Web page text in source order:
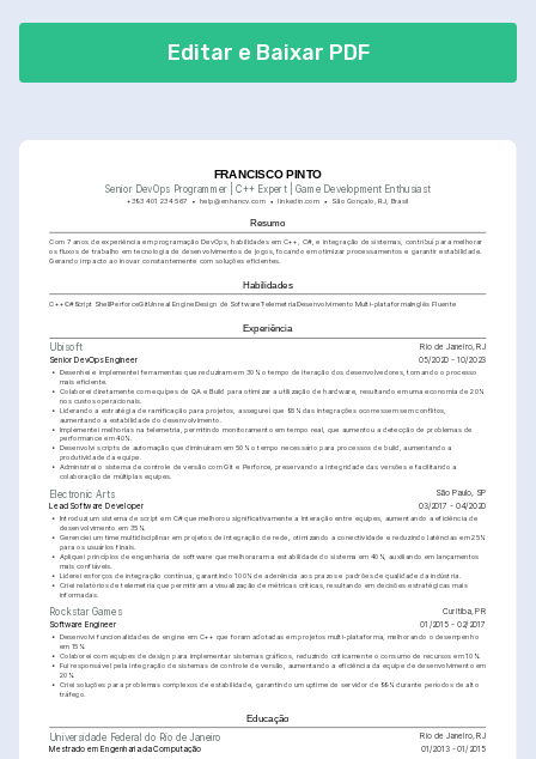
Editar e Baixar PDF
FRANCISCO PINTO
Senior DevOps Programmer | C++ Expert | Game Development Enthusiast
+393 401 234 567 help@enhancv.com linkedin.com São Gonçalo, RJ, Brasil
Resumo
Com 7 anos de experiência em programação DevOps, habilidades em C++, C#, e integração de sistemas, contribuí para melhorar
os fluxos de trabalho em tecnologia de desenvolvimentos de jogos, focando em otimizar processamentos e garantir estabilidade.
Gerando impacto ao inovar constantemente com soluções eficientes.
Habilidades
C++C#Script ShellPerforceGitUnreal EngineDesign de SoftwareTelemetriaDesenvolvimento Multi-plataformaInglês Fluente
Experiência
Ubisoft
Rio de Janeiro, RJ
Senior DevOps Engineer
05/2020 - 10/2023
• Desenhei e implementei ferramentas que reduziram em 30% o tempo de iteração dos desenvolvedores, tornando o processo
mais eficiente.
• Colaborei diretamente com equipes de QA e Build para otimizar a utilização de hardware, resultando em uma economia de 20%
nos custos operacionais.
• Liderando a estratégia de ramificação para projetos, assegurei que 95% das integrações ocorressem sem conflitos,
aumentando a estabilidade do desenvolvimento.
• Implementei melhorias na telemetria, permitindo monitoramento em tempo real, que aumentou a detecção de problemas de
performance em 40%.
• Desenvolvi scripts de automação que diminuíram em 50% o tempo necessário para processos de build, aumentando a
produtividade da equipe.
• Administrei o sistema de controle de versão com Git e Perforce, preservando a integridade das versões e facilitando a
colaboração de múltiplas equipes.
Electronic Arts São Paulo, SP
Lead Software Developer 03/2017 - 04/2020
• Introduzi um sistema de script em C# que melhorou significativamente a interação entre equipes, aumentando a eficiência de
desenvolvimento em 35%.
• Gerenciei um time multidisciplinar em projetos de integração de rede, otimizando a conectividade e reduzindo latências em 25%
para os usuários finais.
• Apliquei princípios de engenharia de software que melhoraram a estabilidade do sistema em 40%, auxiliando em lançamentos
mais confiáveis.
• Liderei esforços de integração contínua, garantindo 100% de aderência aos prazos e padrões de qualidade da indústria.
• Criei relatórios de telemetria que permitiram a visualização de métricas críticas, resultando em decisões estratégicas mais
informadas.
Rockstar Games Curitiba, PR
Software Engineer 01/2015 - 02/2017
• Desenvolvi funcionalidades de engine em C++ que foram adotadas em projetos multi-plataforma, melhorando o desempenho
em 15%.
• Colaborei com equipes de design para implementar sistemas gráficos, reduzindo criticamente o consumo de recursos em 10%.
• Fui responsável pela integração de sistemas de controle de versão, aumentando a eficiência da equipe de desenvolvimento em
20%.
• Criei soluções para problemas complexos de estabilidade, garantindo um uptime de servidor de 99% durante períodos de alto
tráfego.
Educação
Universidade Federal do Rio de Janeiro Rio de Janeiro, RJ
Mestrado em Engenharia da Computação 01/2013 - 01/2015